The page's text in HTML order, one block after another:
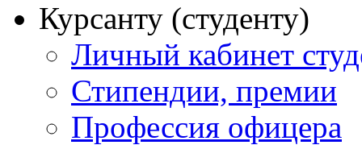
Курсанту (студенту)
Личный кабинет
Стипендии, премии
Профессия офицера